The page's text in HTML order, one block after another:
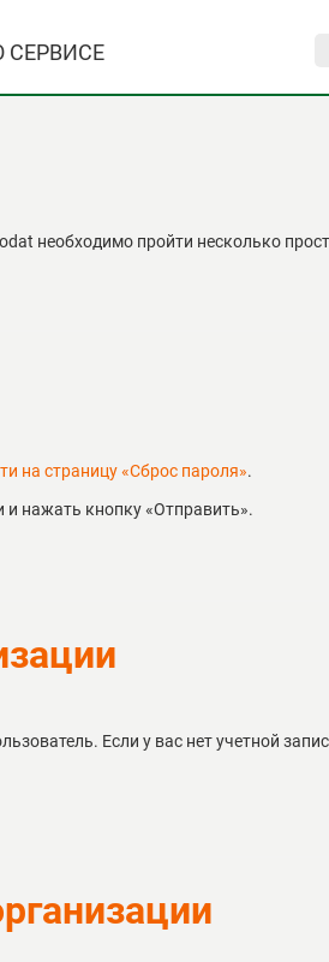
СЕРВИСЕ
необходимо пройти несколько
на страницу «Сброс пароля».
и нажать кнопку «Отправить».
Если у вас нет учетной